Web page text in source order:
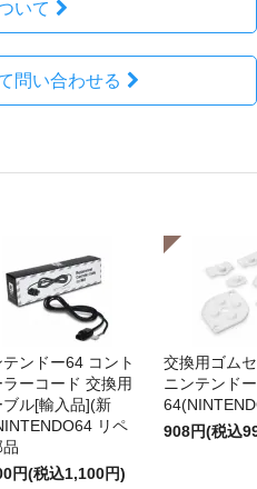
いて
問い合わせる
テンドー64 コント
ラーコード 交換用
ブル[輸入品](新
リペ
品
円(税込1,100円)
交換用ゴム
ニンテンドー
908円(税込